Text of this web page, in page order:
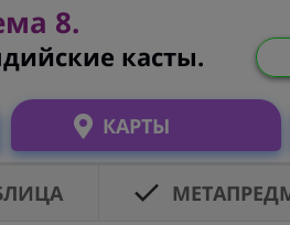
8.
касты.
КАРТЫ